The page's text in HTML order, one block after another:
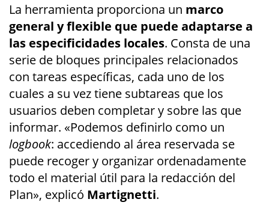
La herramienta proporciona un marco
general y flexible que puede adaptarse a
las especificidades locales. Consta de una
serie de bloques principales relacionados
con tareas específicas, cada uno de los
cuales a su vez tiene subtareas que los
usuarios deben completar y sobre las que
informar. «Podemos definirlo como un
logbook: accediendo al área reservada se
puede recoger y organizar ordenadamente
todo el material útil para la redacción del
Plan», explicó Martignetti.